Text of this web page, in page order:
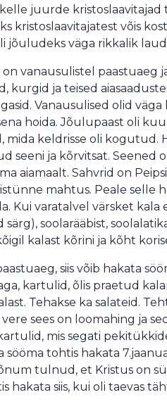
juurde kristoslaavitajad
kristoslaavitajatest võis
jõuludeks väga rikkalik
vanausulistel paastuaeg
kurgid ja teised
Vanausulised olid
hoida. Jõulupaast oli
mida keldrisse oli kogutud.
seeni ja kõrvitsat.
aiamaalt. Sahvrid on
mahtus. Peale selle
Kui varatalvel värsket
soolarääbist,
kalast kõrini ja kõht
siis võib hakata
kartulid, õlis praetud
Tehakse ka salateid.
sees on loomahing ja
mis segati
sööma tohtis hakata
tulnud, et Kristus on
hakata siis, kui oli taevas